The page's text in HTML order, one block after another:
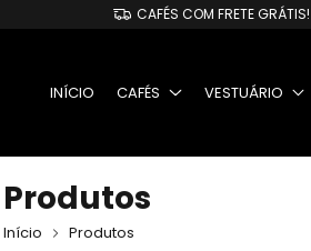
CAFÉS COM FRETE
INÍCIO CAFÉS VESTUÁRIO
Produtos
Início Produtos